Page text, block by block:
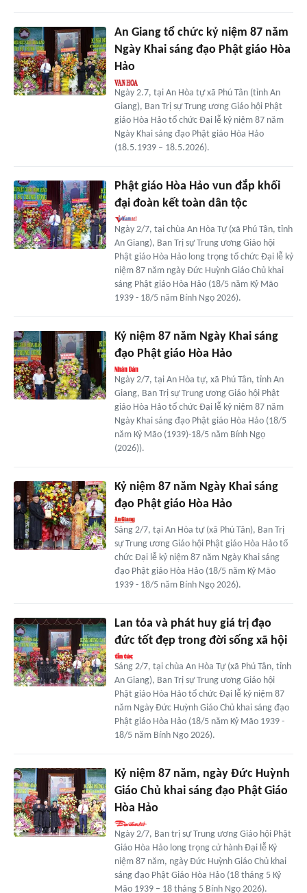
An Giang tổ chức kỷ niệm 87 năm
Ngày Khai sáng đạo Phật giáo Hòa
Hảo
Ngày 2.7, tại An Hòa tự xã Phú Tân (tỉnh An
Giang), Ban Trị sự Trung ương Giáo hội Phật
giáo Hòa Hảo tổ chức Đại lễ kỷ niệm 87 năm
Ngày Khai sáng đạo Phật giáo Hòa Hảo
(18.5.1939 – 18.5.2026).
Phật giáo Hòa Hảo vun đắp khối
đại đoàn kết toàn dân tộc
Ngày 2/7, tại chùa An Hòa Tự (xã Phú Tân, tỉnh
An Giang), Ban Trị sự Trung ương Giáo hội
Phật giáo Hòa Hảo long trọng tổ chức Đại lễ kỷ
niệm 87 năm ngày Đức Huỳnh Giáo Chủ khai
sáng Phật giáo Hòa Hảo (18/5 năm Kỷ Mão
1939 - 18/5 năm Bính Ngọ 2026).
Kỷ niệm 87 năm Ngày Khai sáng
đạo Phật giáo Hòa Hảo
Ngày 2/7, tại An Hòa tự, xã Phú Tân, tỉnh An
Giang, Ban Trị sự Trung ương Giáo hội Phật
giáo Hòa Hảo tổ chức Đại lễ kỷ niệm 87 năm
Ngày Khai sáng đạo Phật giáo Hòa Hảo (18/5
năm Kỷ Mão (1939)-18/5 năm Bính Ngọ
(2026)).
Kỷ niệm 87 năm Ngày Khai sáng
đạo Phật giáo Hòa Hảo
Sáng 2/7, tại An Hòa tự (xã Phú Tân), Ban Trị
sự Trung ương Giáo hội Phật giáo Hòa Hảo tổ
chức Đại lễ kỷ niệm 87 năm Ngày Khai sáng
đạo Phật giáo Hòa Hảo (18/5 năm Kỷ Mão
1939 - 18/5 năm Bính Ngọ 2026).
Lan tỏa và phát huy giá trị đạo
đức tốt đẹp trong đời sống xã hội
Sáng 2/7, tại chùa An Hòa Tự (xã Phú Tân, tỉnh
An Giang), Ban Trị sự Trung ương Giáo hội
Phật giáo Hòa Hảo tổ chức Đại lễ kỷ niệm 87
năm Ngày Đức Huỳnh Giáo Chủ khai sáng đạo
Phật giáo Hòa Hảo (18/5 năm Kỷ Mão 1939 -
18/5 năm Bính Ngọ 2026).
Kỷ niệm 87 năm, ngày Đức Huỳnh
Giáo Chủ khai sáng đạo Phật Giáo
Hòa Hảo
Ngày 2/7, Ban trị sự Trung ương Giáo hội Phật
Giáo Hòa Hảo long trọng cử hành Đại lễ Kỷ
niệm 87 năm, ngày Đức Huỳnh Giáo Chủ khai
sáng đạo Phật Giáo Hòa Hảo (18 tháng 5 Kỷ
Mão 1939 – 18 tháng 5 Bính Ngọ 2026).